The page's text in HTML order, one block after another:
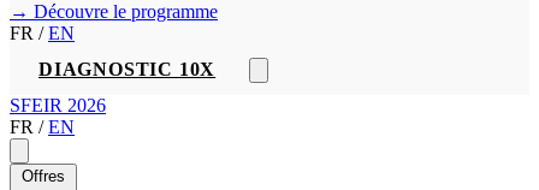
→ Découvre le programme
FR / EN
DIAGNOSTIC 10X
SFEIR 2026
FR / EN
Offres